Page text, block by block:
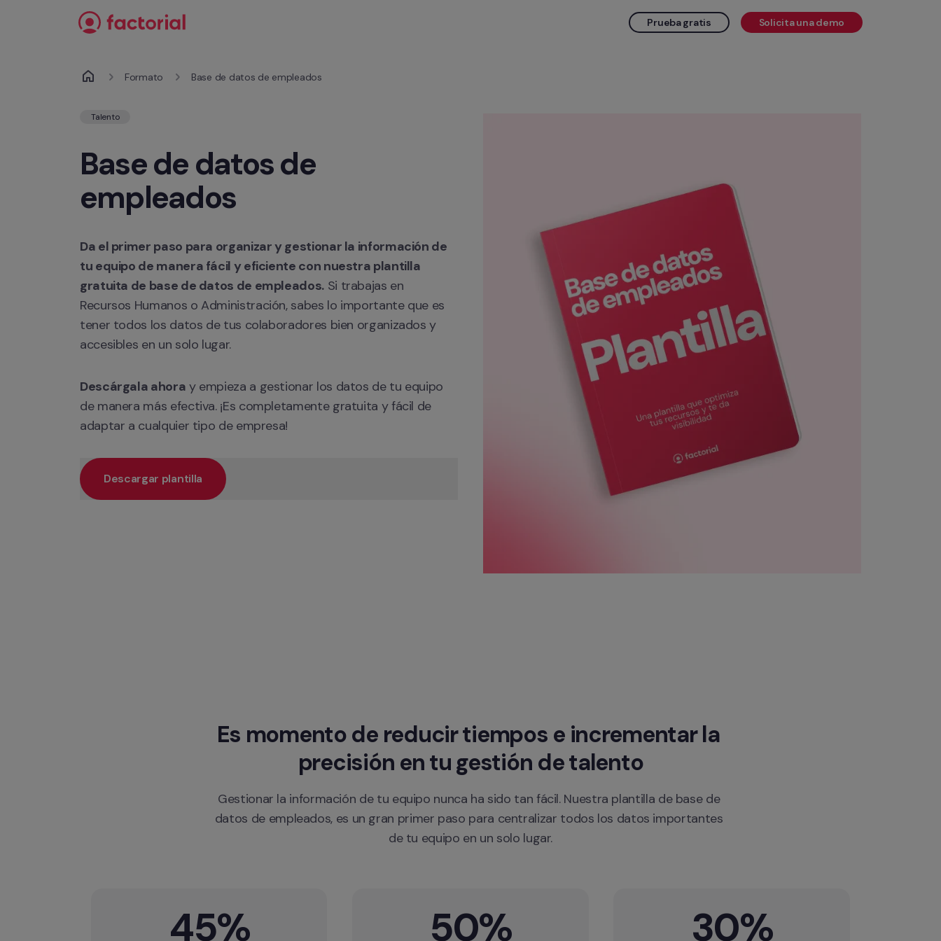
Prueba gratis Solicita una demo
Formato Base de datos de empleados
Talento
Base de datos de
empleados
Da el primer paso para organizar y gestionar la información de
tu equipo de manera fácil y eficiente con nuestra plantilla
gratuita de base de datos de empleados. Si trabajas en
Recursos Humanos o Administración, sabes lo importante que es
tener todos los datos de tus colaboradores bien organizados y
accesibles en un solo lugar.
Descárgala ahora y empieza a gestionar los datos de tu equipo
de manera más efectiva. ¡Es completamente gratuita y fácil de
adaptar a cualquier tipo de empresa!
Descargar plantilla
Es momento de reducir tiempos e incrementar la
precisión en tu gestión de talento
Gestionar la información de tu equipo nunca ha sido tan fácil. Nuestra plantilla de base de
datos de empleados, es un gran primer paso para centralizar todos los datos importantes
de tu equipo en un solo lugar.
45% 50% 30%